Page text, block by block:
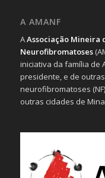
A AMANF
AAssociação Mineira
Neurofibromatoses
iniciativa da família de
presidente, e de
neurofibromatoses
outras cidades de